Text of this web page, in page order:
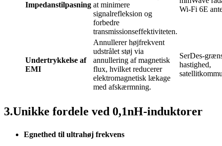
Impedanstilpasning at minimere
signalrefleksion og
forbedre
transmissionseffektiviteten.
Wi-Fi 6E
Undertrykkelse af
EMI
Annullerer højfrekvent
udstrålet støj via
annullering af magnetisk
flux, hvilket reducerer
elektromagnetisk lækage
med afskærmning.
SerDes-
hastighed,
3.Unikke fordele ved 0,1nH-induktorer
Egnethed til ultrahøj frekvens